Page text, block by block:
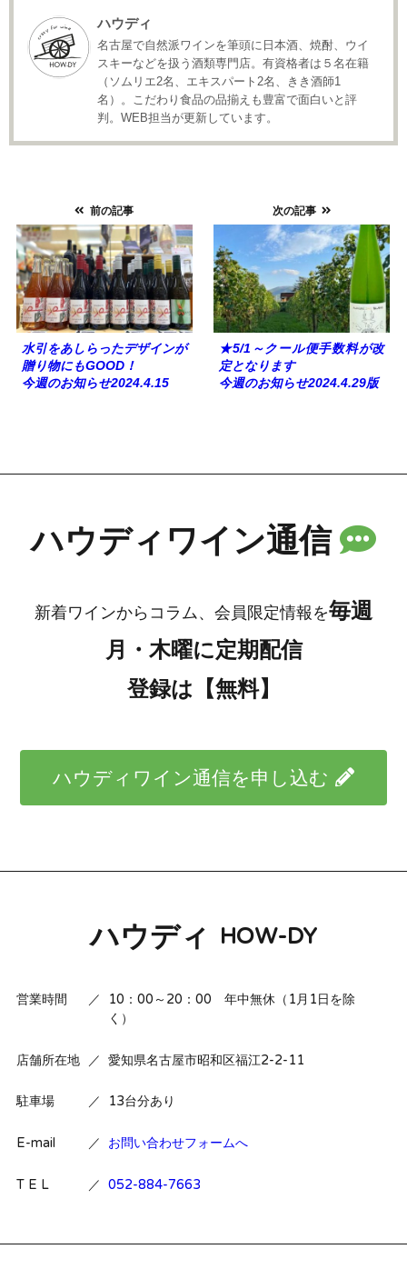
ハウディ
名古屋で自然派ワインを筆頭に日本酒、焼酎、ウイ
スキーなどを扱う酒類専門店。有資格者は５名在籍
（ソムリエ2名、エキスパート2名、きき酒師1
名）。こだわり食品の品揃えも豊富で面白いと評
判。WEB担当が更新しています。
前の記事
水引をあしらったデザインが
贈り物にもGOOD！
今週のお知らせ2024.4.15
次の記事
★5/1～クール便手数料が改
定となります
今週のお知らせ2024.4.29版
ハウディワイン通信
新着ワインからコラム、会員限定情報を毎週
月・木曜に定期配信
登録は【無料】
ハウディワイン通信を申し込む
ハウディ HOW-DY
営業時間 ／
10：00～20：00 年中無休（1月1日を除
く）
店舗所在地 ／ 愛知県名古屋市昭和区福江2-2-11
駐車場 ／ 13台分あり
E-mail ／ お問い合わせフォームへ
T E L ／ 052-884-7663